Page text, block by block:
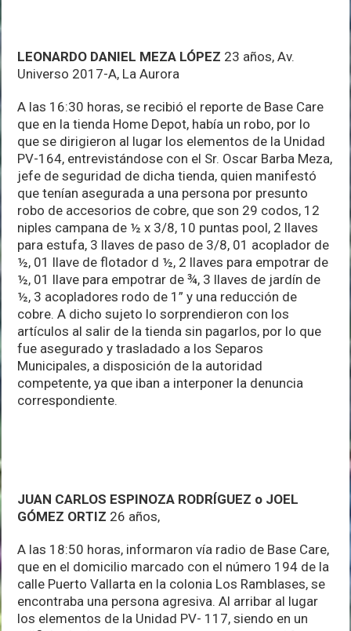
LEONARDO DANIEL MEZA LÓPEZ 23 años, Av.
Universo 2017-A, La Aurora
A las 16:30 horas, se recibió el reporte de Base Care
que en la tienda Home Depot, había un robo, por lo
que se dirigieron al lugar los elementos de la Unidad
PV-164, entrevistándose con el Sr. Oscar Barba Meza,
jefe de seguridad de dicha tienda, quien manifestó
que tenían asegurada a una persona por presunto
robo de accesorios de cobre, que son 29 codos, 12
niples campana de ½ x 3/8, 10 puntas pool, 2 llaves
para estufa, 3 llaves de paso de 3/8, 01 acoplador de
½, 01 llave de flotador d ½, 2 llaves para empotrar de
½, 01 llave para empotrar de ¾, 3 llaves de jardín de
½, 3 acopladores rodo de 1” y una reducción de
cobre. A dicho sujeto lo sorprendieron con los
artículos al salir de la tienda sin pagarlos, por lo que
fue asegurado y trasladado a los Separos
Municipales, a disposición de la autoridad
competente, ya que iban a interponer la denuncia
correspondiente.
JUAN CARLOS ESPINOZA RODRÍGUEZ o JOEL
GÓMEZ ORTIZ 26 años,
A las 18:50 horas, informaron vía radio de Base Care,
que en el domicilio marcado con el número 194 de la
calle Puerto Vallarta en la colonia Los Ramblases, se
encontraba una persona agresiva. Al arribar al lugar
los elementos de la Unidad PV- 117, siendo en un